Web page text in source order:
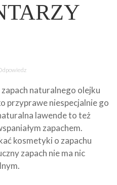
naturalnego olejku
przyprawe niespecjalnie go
lawende to też
zapachem.
kosmetyki o zapachu
zapach nie ma nic